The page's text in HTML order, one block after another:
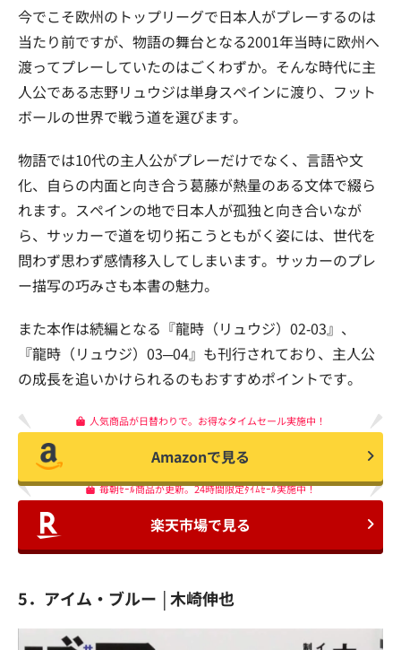
今でこそ欧州のトップリーグで日本人がプレーするのは
当たり前ですが、物語の舞台となる2001年当時に欧州へ
渡ってプレーしていたのはごくわずか。そんな時代に主
人公である志野リュウジは単身スペインに渡り、フット
ボールの世界で戦う道を選びます。
物語では10代の主人公がプレーだけでなく、言語や文
化、自らの内面と向き合う葛藤が熱量のある文体で綴ら
れます。スペインの地で日本人が孤独と向き合いなが
ら、サッカーで道を切り拓こうともがく姿には、世代を
問わず思わず感情移入してしまいます。サッカーのプレ
ー描写の巧みさも本書の魅力。
また本作は続編となる『龍時（リュウジ）02‐03』、
『龍時（リュウジ）03─04』も刊行されており、主人公
の成長を追いかけられるのもおすすめポイントです。
人気商品が日替わりで。お得なタイムセール実施中！
Amazonで見る
毎朝ｾｰﾙ商品が更新。24時間限定ﾀｲﾑｾｰﾙ実施中！
楽天市場で見る
5．アイム・ブルー │木崎伸也